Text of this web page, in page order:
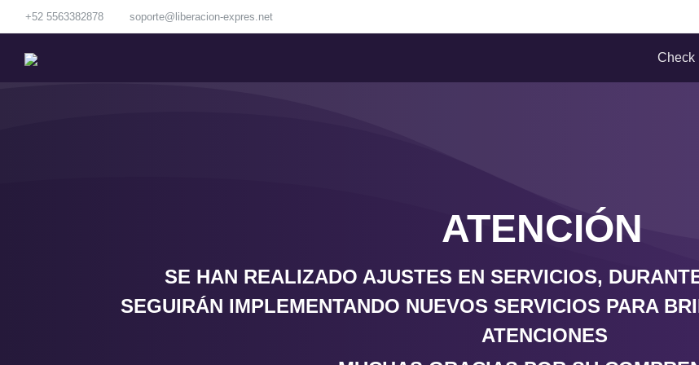
+52 5563382878 soporte@liberacion-expres.net
Check
ATENCIÓN
SE HAN REALIZADO AJUSTES EN SERVICIOS,
SEGUIRÁN IMPLEMENTANDO NUEVOS SERVICIOS PARA
ATENCIONES